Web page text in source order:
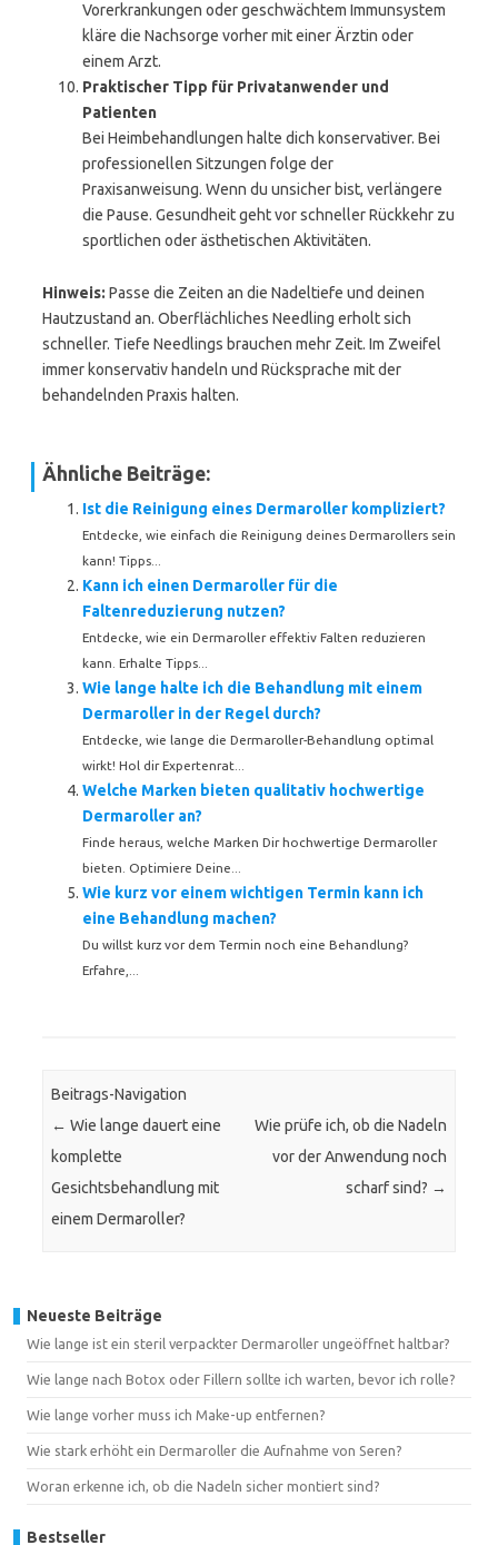
Vorerkrankungen oder geschwächtem Immunsystem
kläre die Nachsorge vorher mit einer Ärztin oder
einem Arzt.
Praktischer Tipp für Privatanwender und
Patienten
Bei Heimbehandlungen halte dich konservativer. Bei
professionellen Sitzungen folge der
Praxisanweisung. Wenn du unsicher bist, verlängere
die Pause. Gesundheit geht vor schneller Rückkehr zu
sportlichen oder ästhetischen Aktivitäten.
Hinweis: Passe die Zeiten an die Nadeltiefe und deinen
Hautzustand an. Oberflächliches Needling erholt sich
schneller. Tiefe Needlings brauchen mehr Zeit. Im Zweifel
immer konservativ handeln und Rücksprache mit der
behandelnden Praxis halten.
Ähnliche Beiträge:
Ist die Reinigung eines Dermaroller kompliziert?
Entdecke, wie einfach die Reinigung deines Dermarollers sein
kann! Tipps...
Kann ich einen Dermaroller für die
Faltenreduzierung nutzen?
Entdecke, wie ein Dermaroller effektiv Falten reduzieren
kann. Erhalte Tipps...
Wie lange halte ich die Behandlung mit einem
Dermaroller in der Regel durch?
Entdecke, wie lange die Dermaroller-Behandlung optimal
wirkt! Hol dir Expertenrat...
Welche Marken bieten qualitativ hochwertige
Dermaroller an?
Finde heraus, welche Marken Dir hochwertige Dermaroller
bieten. Optimiere Deine...
Wie kurz vor einem wichtigen Termin kann ich
eine Behandlung machen?
Du willst kurz vor dem Termin noch eine Behandlung?
Erfahre,...
Beitrags-Navigation
← Wie lange dauert eine
komplette
Gesichtsbehandlung mit
einem Dermaroller?
Wie prüfe ich, ob die Nadeln
vor der Anwendung noch
scharf sind? →
Neueste Beiträge
Wie lange ist ein steril verpackter Dermaroller ungeöffnet haltbar?
Wie lange nach Botox oder Fillern sollte ich warten, bevor ich rolle?
Wie lange vorher muss ich Make-up entfernen?
Wie stark erhöht ein Dermaroller die Aufnahme von Seren?
Woran erkenne ich, ob die Nadeln sicher montiert sind?
Bestseller